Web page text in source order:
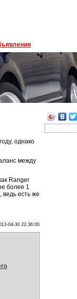
однако
между
Ranger
более 1
есть же
04-30 22:36:00